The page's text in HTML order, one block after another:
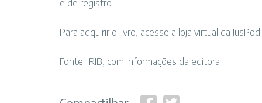
e de registro.
Para adquirir o livro, acesse a loja virtual da
Fonte: IRIB, com informações da editora